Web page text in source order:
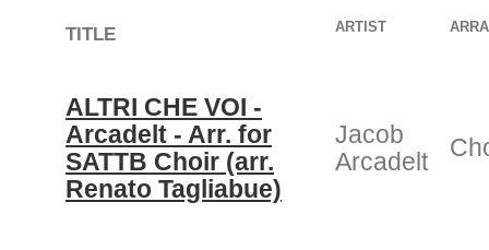
TITLE ARTIST
ALTRI CHE VOI -
Arcadelt - Arr. for
SATTB Choir (arr.
Renato Tagliabue)
Jacob
Arcadelt